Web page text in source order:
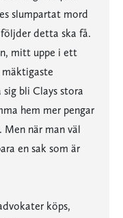
slumpartat mord
detta ska få.
mitt uppe i ett
bli Clays stora
hem mer pengar
Men när man väl
en sak som är
köps,